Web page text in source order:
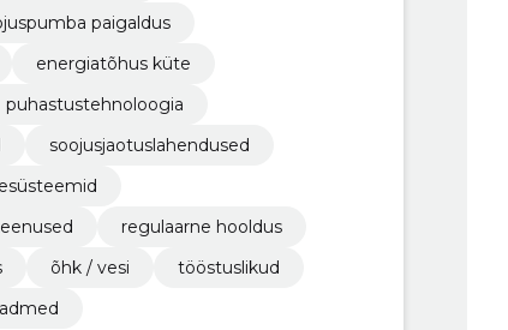
paigaldus
energiatõhus küte
puhastustehnoloogia
soojusjaotuslahendused
regulaarne hooldus
õhk / vesi
tööstuslikud